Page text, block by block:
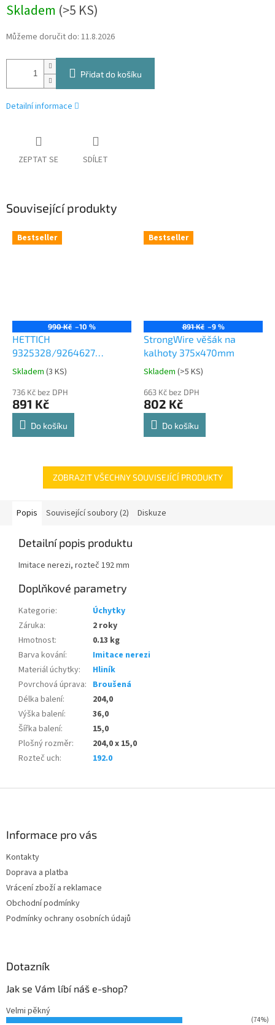
cena:
Skladem (>5 KS)
Můžeme doručit do: 11.8.2026
Přidat do košíku
Detailní informace
ZEPTAT SE SDÍLET
Související produkty
Bestseller
990 Kč –10 %
HETTICH
9325328/9264627
Comfort Spin 360° otočná
police 8kg
Průměrné
produktu
je
4,8
Skladem (3 KS)
736 Kč bez DPH
891 Kč
Do košíku
Bestseller
891 Kč –9 %
StrongWire věšák na
kalhoty 375x470mm
Průměrné
produktu
je
4,8
Skladem (>5 KS)
663 Kč bez DPH
802 Kč
Do košíku
ZOBRAZIT VŠECHNY SOUVISEJÍCÍ PRODUKTY
Popis Související soubory (2) Diskuze
Detailní popis produktu
Imitace nerezi, rozteč 192 mm
Doplňkové parametry
Kategorie:
Úchytky
Záruka:
2 roky
Hmotnost:
0.13 kg
Barva kování:
Imitace nerezi
Materiál úchytky:
Hliník
Povrchová úprava: Broušená
Délka balení:
204,0
Výška balení:
36,0
Šířka balení:
15,0
Plošný rozměr:
204,0 x 15,0
Rozteč uch: 192.0
Informace pro vás
Kontakty
Doprava a platba
Vrácení zboží a reklamace
Obchodní podmínky
Podmínky ochrany osobních údajů
Dotazník
Jak se Vám líbí náš e-shop?
Velmi pěkný
(74%)